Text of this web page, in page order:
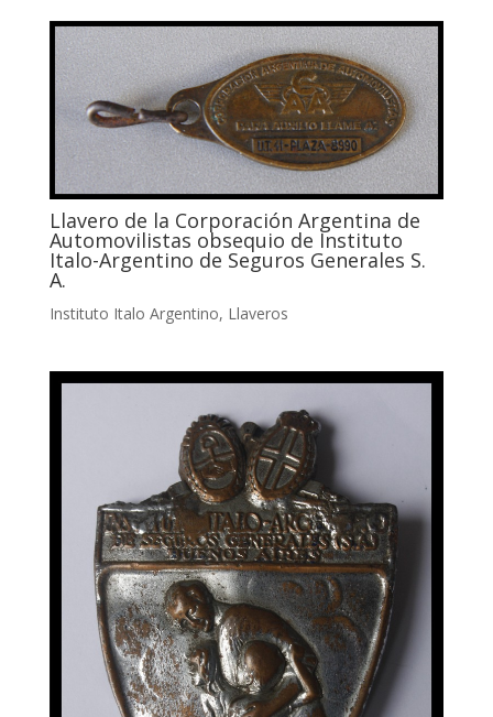
Llavero de la Corporación Argentina de
Automovilistas obsequio de Instituto
Italo-Argentino de Seguros Generales S.
A.
Instituto Italo Argentino, Llaveros